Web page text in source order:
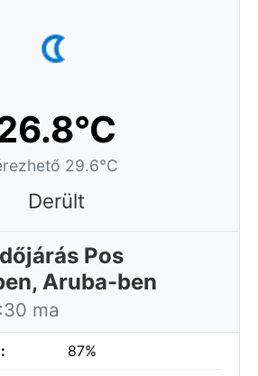
29.6°C
Derült
Pos
Aruba-ben
ma
87%